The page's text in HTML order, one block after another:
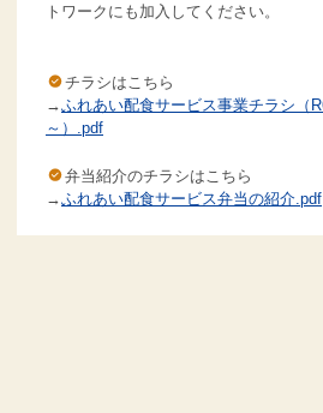
トワークにも加入してください。
チラシはこちら
→ふれあい配食サービス事業チラシ（
～）.pdf
弁当紹介のチラシはこちら
→ふれあい配食サービス弁当の紹介.pdf